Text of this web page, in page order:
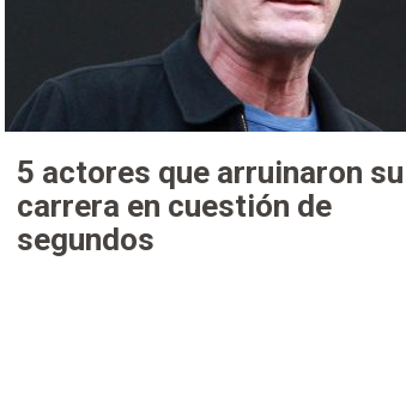
5 actores que arruinaron su
carrera en cuestión de
segundos